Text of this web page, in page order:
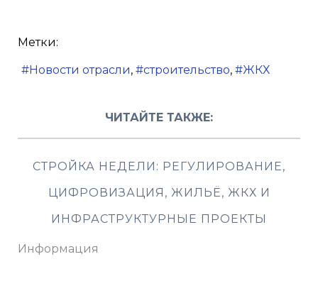
Метки:
Новости отрасли строительство ЖКХ
ЧИТАЙТЕ ТАКЖЕ:
СТРОЙКА НЕДЕЛИ: РЕГУЛИРОВАНИЕ,
ЦИФРОВИЗАЦИЯ, ЖИЛЬЁ, ЖКХ И
ИНФРАСТРУКТУРНЫЕ ПРОЕКТЫ
Информация